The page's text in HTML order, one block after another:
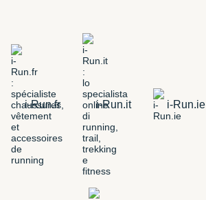
i-Run.fr i-Run.it i-Run.ie